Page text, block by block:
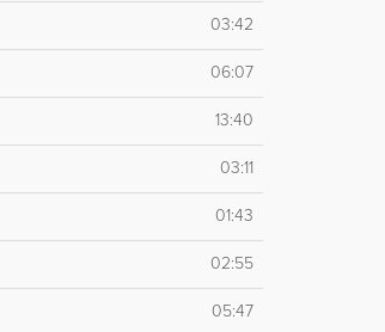
03:42
06:07
13:40
03:11
01:43
02:55
05:47